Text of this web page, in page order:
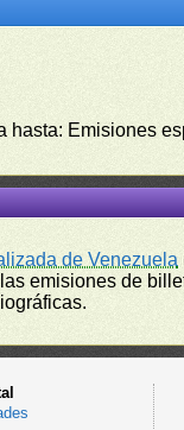
Emisiones
de Venezuela
emisiones de